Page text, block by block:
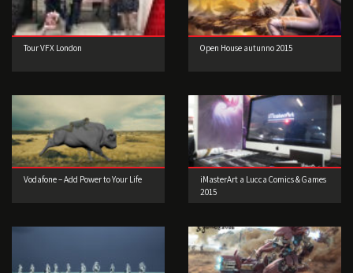
Tour VFX London Open House autunno 2015
Vodafone – Add Power to Your Life
iMasterArt a Lucca Comics & Games
2015